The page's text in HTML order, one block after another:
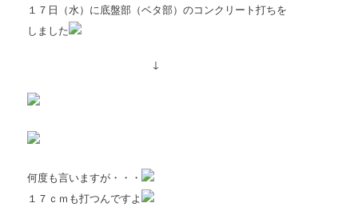
１７日（水）に底盤部（ベタ部）のコンクリート打ちを
しました
↓
何度も言いますが・・・
１７ｃｍも打つんですよ